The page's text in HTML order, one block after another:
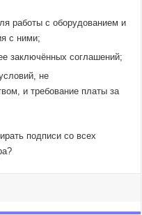
работы с оборудованием и
с ними;
заключённых соглашений;
не
и требование платы за
подписи со всех